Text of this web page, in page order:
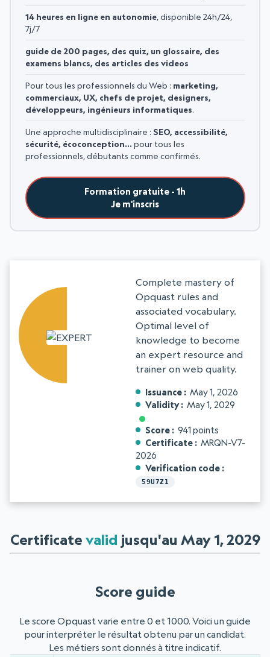
14 heures en ligne en autonomie, disponible 24h/24,
7j/7
guide de 200 pages, des quiz, un glossaire, des
examens blancs, des articles des videos
Pour tous les professionnels du Web : marketing,
commerciaux, UX, chefs de projet, designers,
développeurs, ingénieurs informatiques.
Une approche multidisciplinaire : SEO, accessibilité,
sécurité, écoconception… pour tous les
professionnels, débutants comme confirmés.
Formation gratuite - 1h
Je m'inscris
Complete mastery of
Opquast rules and
associated vocabulary.
Optimal level of
knowledge to become
an expert resource and
trainer on web quality.
Issuance
May 1, 2026
Validity
May 1, 2029
Score
941 points
Certificate
MRQN-V7-
2026
Verification code
59U7Z1
Certificate valid jusqu'au May 1, 2029
Score guide
Le score Opquast varie entre 0 et 1000. Voici un guide
pour interpréter le résultat obtenu par un candidat.
Les métiers sont donnés à titre indicatif.